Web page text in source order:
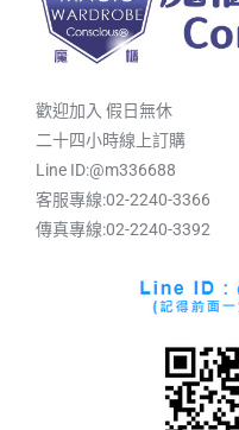
歡迎加入 假日無休
二十四小時線上訂購
Line ID:@m336688
客服專線:02-2240-3366
傳真專線:02-2240-3392